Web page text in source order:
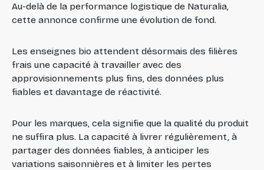
Au-delà de la performance logistique de Naturalia,
cette annonce confirme une évolution de fond.
Les enseignes bio attendent désormais des filières
frais une capacité à travailler avec des
approvisionnements plus fins, des données plus
fiables et davantage de réactivité.
Pour les marques, cela signifie que la qualité du produit
ne suffira plus. La capacité à livrer régulièrement, à
partager des données fiables, à anticiper les
variations saisonnières et à limiter les pertes